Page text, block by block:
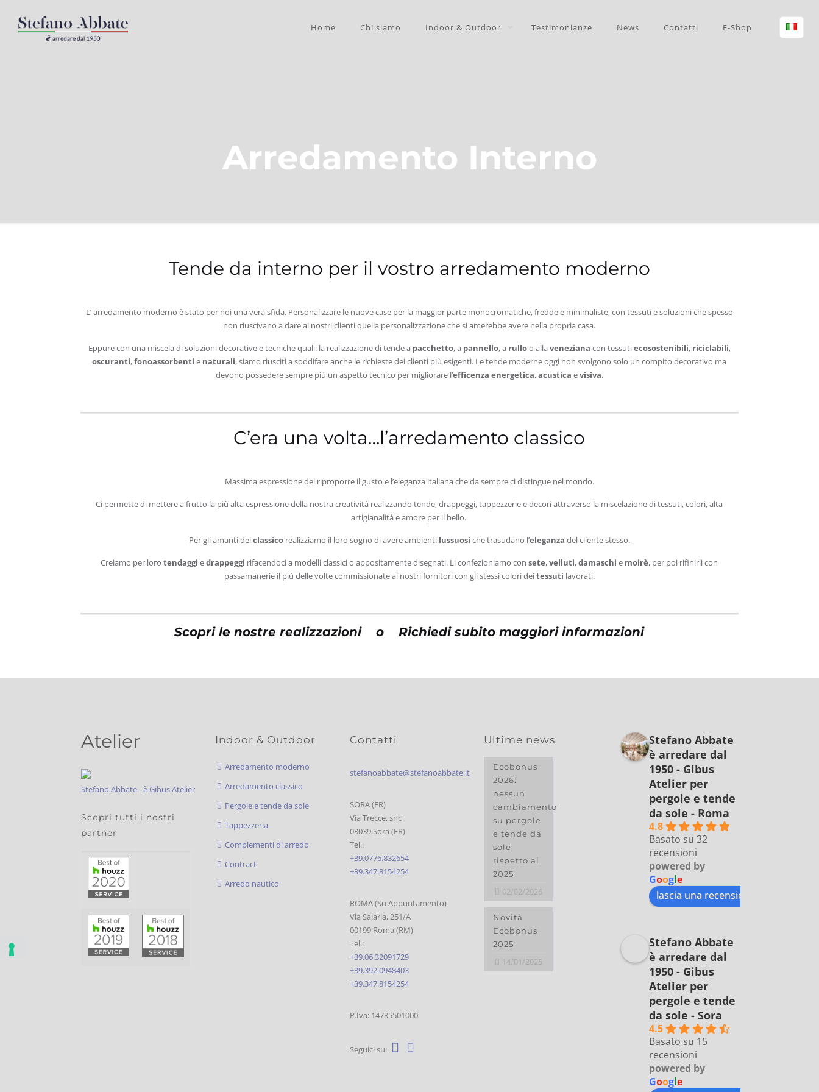
Home Chi siamo Indoor & Outdoor Testimonianze News Contatti E-Shop
Arredamento Interno
Tende da interno per il vostro arredamento moderno
L’ arredamento moderno è stato per noi una vera sfida. Personalizzare le nuove case per la maggior parte monocromatiche, fredde e minimaliste, con tessuti e soluzioni che spesso
non riuscivano a dare ai nostri clienti quella personalizzazione che si amerebbe avere nella propria casa.
Eppure con una miscela di soluzioni decorative e tecniche quali: la realizzazione di tende a pacchetto, a pannello, a rulloo allaveneziana con tessutiecosostenibili, riciclabili,
oscuranti,fonoassorbenti e naturali, siamo riusciti a soddifare anche le richieste dei clienti più esigenti. Le tende moderne oggi non svolgono solo un compito decorativo ma
devono possedere sempre più un aspetto tecnico per migliorare l’efficenza energetica,acustica evisiva.
C’era una volta…l’arredamento classico
Massima espressione del riproporre il gusto e l’eleganza italiana che da sempre ci distingue nel mondo.
Ci permette di mettere a frutto la più alta espressione della nostra creatività realizzando tende, drappeggi, tappezzerie e decori attraverso la miscelazione di tessuti, colori, alta
artigianalità e amore per il bello.
Per gli amanti delclassicorealizziamo il loro sogno di avere ambienti lussuosi che trasudano l’eleganza del cliente stesso.
Creiamo per lorotendaggi edrappeggi rifacendoci a modelli classici o appositamente disegnati. Li confezioniamo consete,velluti,damaschi e moirè, per poi rifinirli con
passamanerie il più delle volte commissionate ai nostri fornitori con gli stessi colori deitessuti lavorati.
Scopri le nostre realizzazioni o Richiedi subito maggiori informazioni
Atelier
Stefano Abbate - è Gibus Atelier
Scopri tutti i nostri
partner
Indoor & Outdoor
Arredamento moderno
Arredamento classico
Pergole e tende da sole
Tappezzeria
Complementi di arredo
Contract
Arredo nautico
Contatti
stefanoabbate@stefanoabbate.it
SORA (FR)
Via Trecce, snc
03039 Sora (FR)
Tel.:
+39.0776.832654
+39.347.8154254
ROMA (Su Appuntamento)
Via Salaria, 251/A
00199 Roma (RM)
Tel.:
+39.06.32091729
+39.392.0948403
+39.347.8154254
P.Iva: 14735501000
Seguici su:
Ultime news
Ecobonus
2026:
nessun
cambiamento
su pergole
e tende da
sole
rispetto al
2025
02/02/2026
Novità
Ecobonus
2025
14/01/2025
Stefano Abbate
è arredare dal
1950 - Gibus
Atelier per
pergole e tende
da sole - Roma
4.8
Basato su 32
recensioni
powered by
Google
lascia una recensione su
Stefano Abbate
è arredare dal
1950 - Gibus
Atelier per
pergole e tende
da sole - Sora
4.5
Basato su 15
recensioni
powered by
Google